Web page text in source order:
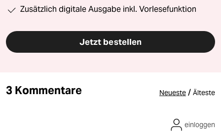
Zusätzlich digitale Ausgabe inkl. Vorlesefunktion
Jetzt bestellen
3 Kommentare Neueste / Älteste
einloggen